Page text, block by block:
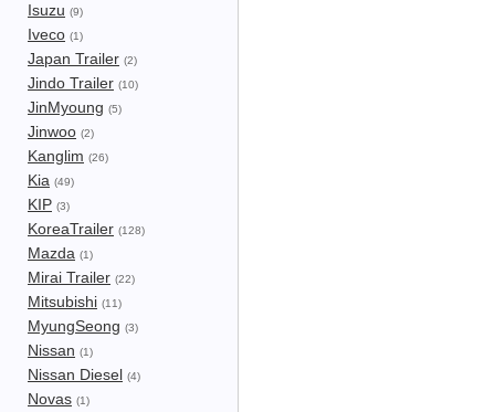
Isuzu (9)
Iveco (1)
Japan Trailer (2)
Jindo Trailer (10)
JinMyoung (5)
Jinwoo (2)
Kanglim (26)
Kia (49)
KIP (3)
KoreaTrailer (128)
Mazda (1)
Mirai Trailer (22)
Mitsubishi (11)
MyungSeong (3)
Nissan (1)
Nissan Diesel (4)
Novas (1)